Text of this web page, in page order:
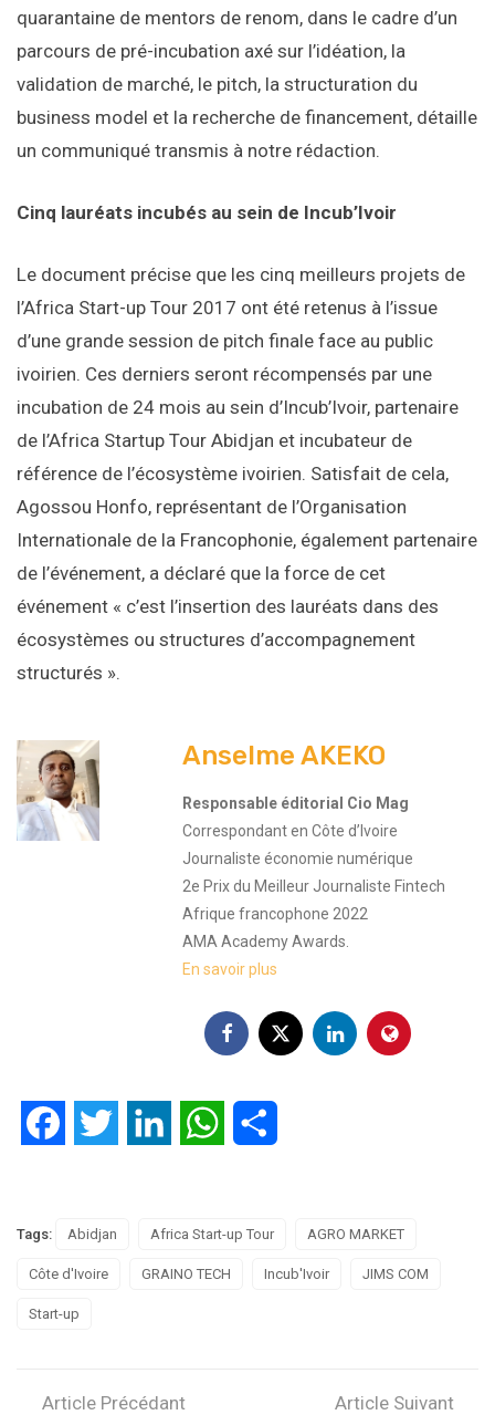
quarantaine de mentors de renom, dans le cadre d’un
parcours de pré-incubation axé sur l’idéation, la
validation de marché, le pitch, la structuration du
business model et la recherche de financement, détaille
un communiqué transmis à notre rédaction.
Cinq lauréats incubés au sein de Incub’Ivoir
Le document précise que les cinq meilleurs projets de
l’Africa Start-up Tour 2017 ont été retenus à l’issue
d’une grande session de pitch finale face au public
ivoirien. Ces derniers seront récompensés par une
incubation de 24 mois au sein d’Incub’Ivoir, partenaire
de l’Africa Startup Tour Abidjan et incubateur de
référence de l’écosystème ivoirien. Satisfait de cela,
Agossou Honfo, représentant de l’Organisation
Internationale de la Francophonie, également partenaire
de l’événement, a déclaré que la force de cet
événement « c’est l’insertion des lauréats dans des
écosystèmes ou structures d’accompagnement
structurés ».
Anselme AKEKO
Responsable éditorial Cio Mag
Correspondant en Côte d’Ivoire
Journaliste économie numérique
2e Prix du Meilleur Journaliste Fintech
Afrique francophone 2022
AMA Academy Awards.
En savoir plus
FacebookTwitter LinkedIn WhatsApp
Tags: Abidjan Africa Start-up Tour AGRO MARKET
Côte d'Ivoire GRAINO TECH Incub'Ivoir JIMS COM
Start-up
Article Précédant Article Suivant